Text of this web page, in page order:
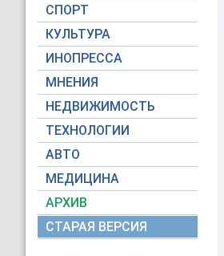
СПОРТ
КУЛЬТУРА
ИНОПРЕССА
МНЕНИЯ
НЕДВИЖИМОСТЬ
ТЕХНОЛОГИИ
АВТО
МЕДИЦИНА
АРХИВ
СТАРАЯ ВЕРСИЯ